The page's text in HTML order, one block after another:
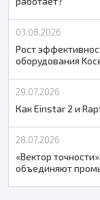
03.08.2026
Рост
оборудования
29.07.2026
Как Einstar 2 и
28.07.2026
«Вектор
объединяют